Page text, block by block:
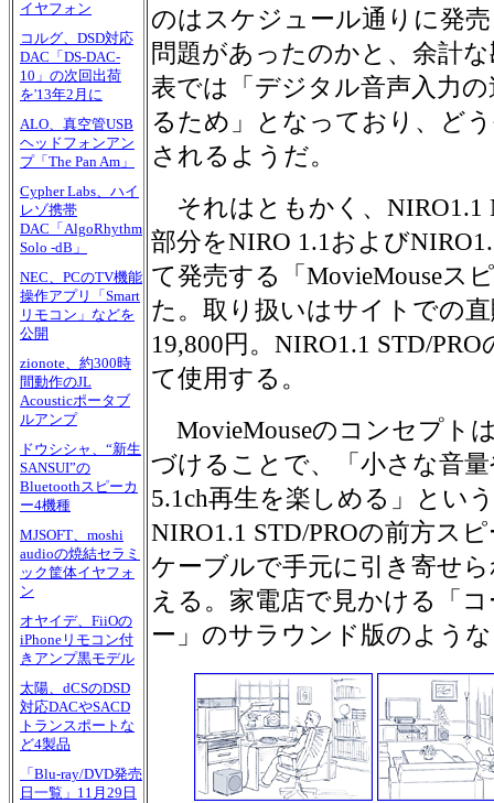
イヤフォン
コルグ、DSD対応
DAC「DS-DAC-
10」の次回出荷
を'13年2月に
ALO、真空管USB
ヘッドフォンアン
プ「The Pan Am」
Cypher Labs、ハイ
レゾ携帯
DAC「AlgoRhythm
Solo -dB」
NEC、PCのTV機能
操作アプリ「Smart
リモコン」などを
公開
zionote、約300時
間動作のJL
Acousticポータブ
ルアンプ
ドウシシャ、“新生
SANSUI”の
Bluetoothスピーカ
ー4機種
MJSOFT、moshi
audioの焼結セラミ
ック筐体イヤフォ
ン
オヤイデ、FiiOの
iPhoneリモコン付
きアンプ黒モデル
太陽、dCSのDSD
対応DACやSACD
トランスポートな
ど4製品
「Blu-ray/DVD発売
日一覧」11月29日
のはスケジュール通りに発
問題があったのかと、余計
表では「デジタル音声入力
るため」となっており、ど
されるようだ。
それはともかく、NIRO1.1
部分をNIRO 1.1および
て発売する「MovieMouseス
た。取り扱いはサイトでの
19,800円。NIRO1.1 STD/
て使用する。
MovieMouseのコンセプト
づけることで、「小さな音
5.1ch再生を楽しめる」とい
NIRO1.1 STD/PROの前方ス
ケーブルで手元に引き寄せ
える。家電店で見かける「
ー」のサラウンド版のよう